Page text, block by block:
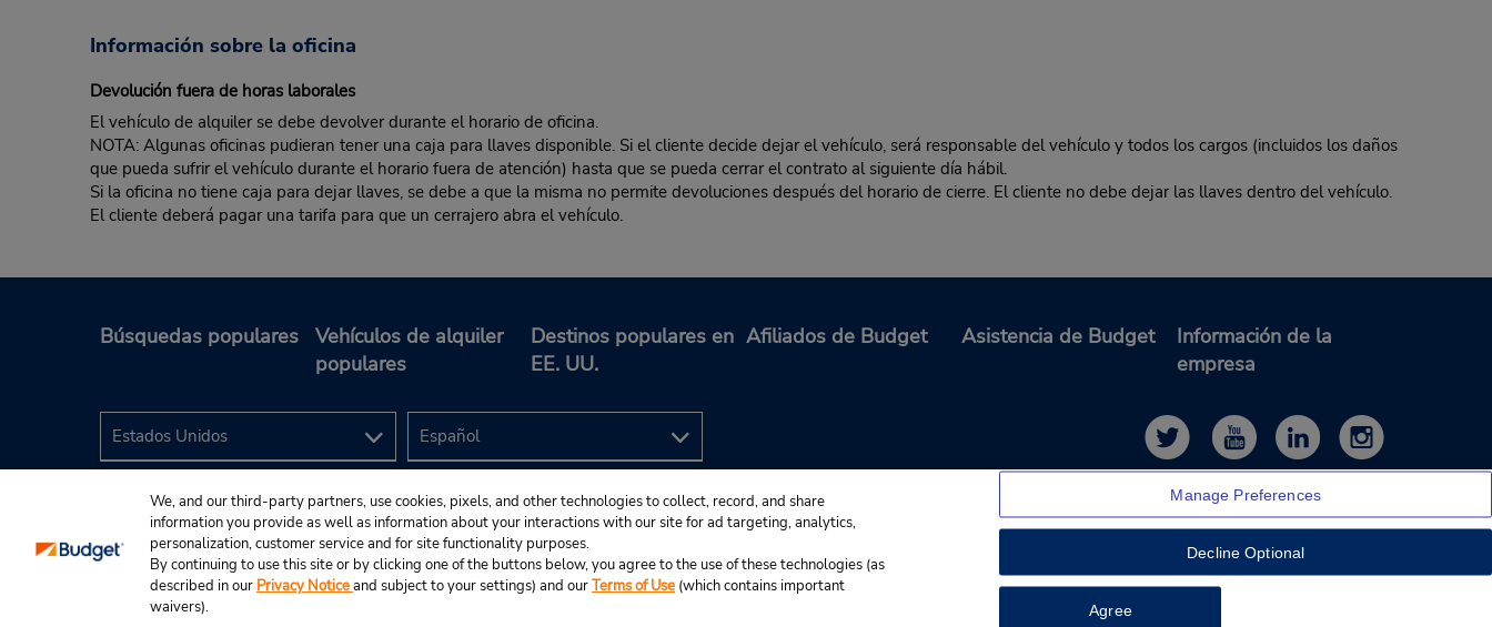
Información sobre la oficina
Devolución fuera de horas laborales
El vehículo de alquiler se debe devolver durante el horario de oficina.
NOTA: Algunas oficinas pudieran tener una caja para llaves disponible. Si el cliente decide dejar el vehículo, será responsable del vehículo y todos los cargos (incluidos los daños
que pueda sufrir el vehículo durante el horario fuera de atención) hasta que se pueda cerrar el contrato al siguiente día hábil.
Si la oficina no tiene caja para dejar llaves, se debe a que la misma no permite devoluciones después del horario de cierre. El cliente no debe dejar las llaves dentro del vehículo.
El cliente deberá pagar una tarifa para que un cerrajero abra el vehículo.
Búsquedas populares
Vehículos de alquiler
populares
Destinos populares en
EE. UU.
Afiliados de Budget Asistencia de Budget
Información de la
empresa
© 2024 Budget Rent A Car System, Inc.
We, and our third-party partners, use cookies, pixels, and other technologies to collect, record, and share
information you provide as well as information about your interactions with our site for ad targeting, analytics,
personalization, customer service and for site functionality purposes.
By continuing to use this site or by clicking one of the buttons below, you agree to the use of these technologies (as
described in our Privacy Noticeand subject to your settings) and ourTerms of Use (which contains important
waivers).
Manage Preferences
Decline Optional
Agree